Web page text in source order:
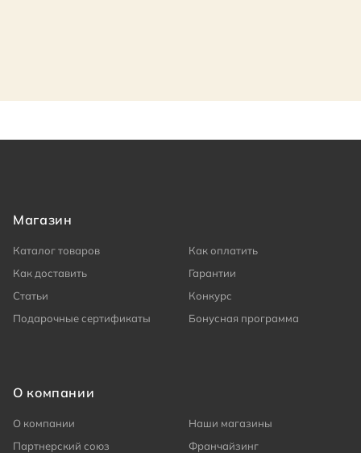
Магазин
Каталог товаров
Как оплатить
Как доставить
Гарантии
Статьи
Конкурс
Подарочные сертификаты
Бонусная программа
О компании
О компании
Наши магазины
Партнерский союз
Франчайзинг